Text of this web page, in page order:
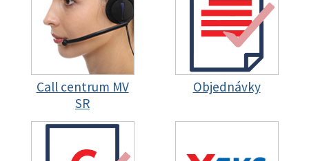
Call centrum MV
SR
Objednávky